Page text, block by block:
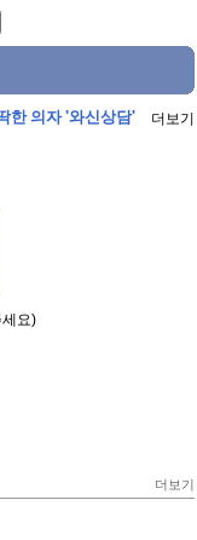
한 의자 '와신상담' 더보기
세요)
더보기